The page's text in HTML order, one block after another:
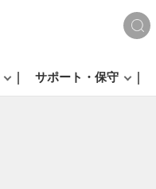
サポート・保守